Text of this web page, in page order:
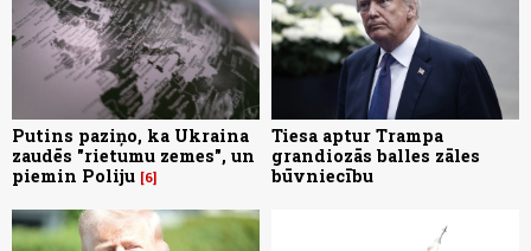
Putins paziņo, ka Ukraina
zaudēs "rietumu zemes", un
piemin Poliju 6
Tiesa aptur Trampa
grandiozās balles zāles
būvniecību